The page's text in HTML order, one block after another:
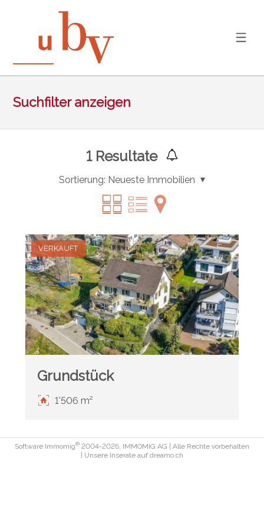
Suchfilter anzeigen
1Resultate
Sortierung: Neueste Immobilien
VERKAUFT
Grundstück
1'506 m²
Software Immomig® 2004-2026, IMMOMIG AG | Alle Rechte vorbehalten
| Unsere Inserate auf dreamo.ch